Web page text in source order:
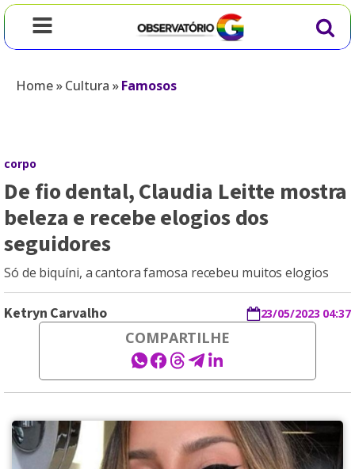
Home»Cultura »Famosos
corpo
De fio dental, Claudia Leitte mostra
beleza e recebe elogios dos
seguidores
Só de biquíni, a cantora famosa recebeu muitos elogios
Ketryn Carvalho 23/05/2023 04:37
COMPARTILHE